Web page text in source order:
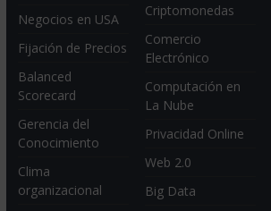
Negocios en USA
Fijación de Precios
Balanced
Scorecard
Gerencia del
Conocimiento
Clima
organizacional
Criptomonedas
Comercio
Electrónico
Computación en
La Nube
Privacidad Online
Web 2.0
Big Data